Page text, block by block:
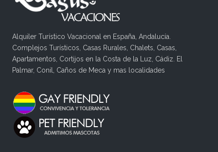
Alquiler Turístico Vacacional en España, Andalucía.
Complejos Turísticos, Casas Rurales, Chalets, Casas,
Apartamentos, Cortijos en la Costa de la Luz, Cádiz. El
Palmar, Conil, Caños de Meca y mas localidades